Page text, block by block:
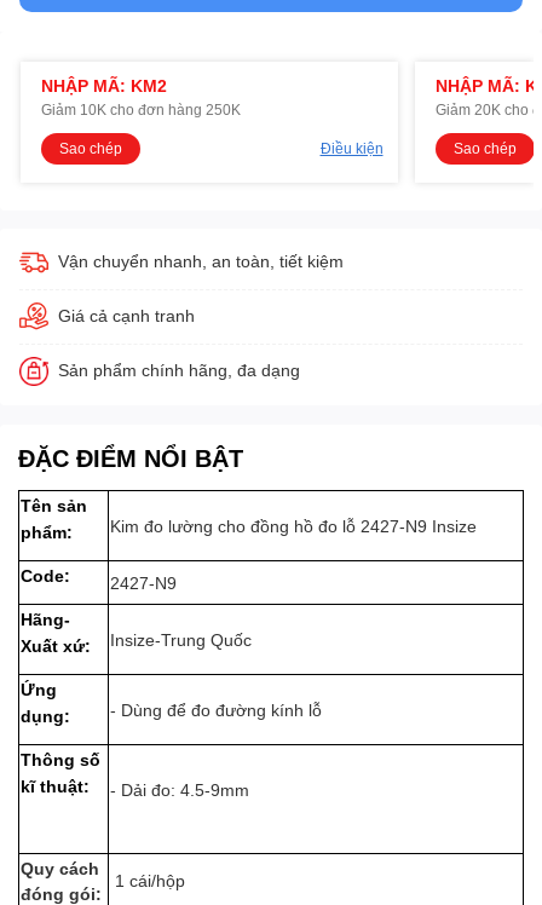
NHẬP MÃ: KM2
Giảm 10K cho đơn hàng 250K
Sao chép Điều kiện
NHẬP MÃ:
Giảm 20K cho
Sao chép
Vận chuyển nhanh, an toàn, tiết kiệm
Giá cả cạnh tranh
Sản phẩm chính hãng, đa dạng
ĐẶC ĐIỂM NỔI BẬT
Tên sản
phẩm:
Kim đo lường cho đồng hồ đo lỗ 2427-N9 Insize
Code: 2427-N9
Hãng-
Xuất xứ:
Insize-Trung Quốc
Ứng
dụng:
- Dùng để đo đường kính lỗ
Thông số
kĩ thuật:
- Dải đo: 4.5-9mm
Quy cách
đóng gói:
1 cái/hộp